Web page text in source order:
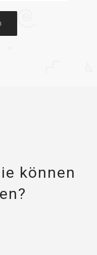
können